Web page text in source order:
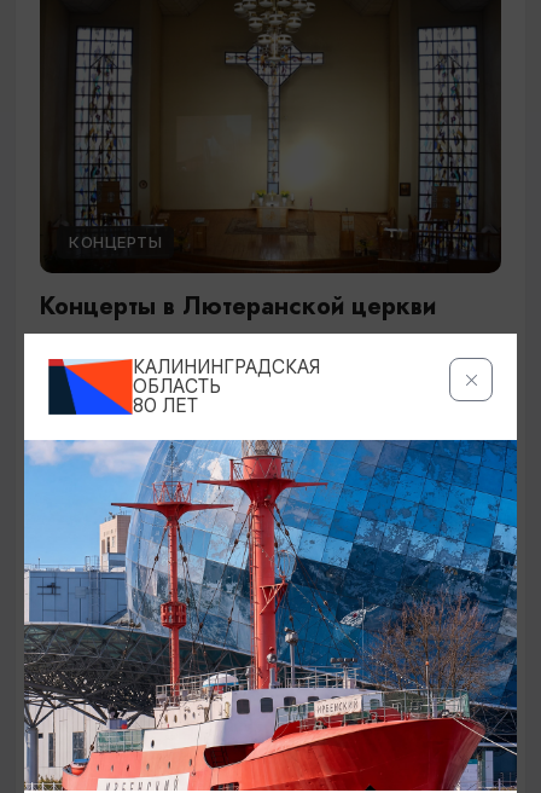
КОНЦЕРТЫ
Концерты в Лютеранской церкви
19.07.2026 - 19.08.2026, 19:00
Калининград, Евангелическо-лютеранская церковь
«Воскресения»
ОТ 250₽
ДЕТЯМ
КАЛИНИНГРАДСКАЯ
ОБЛАСТЬ
80 ЛЕТ